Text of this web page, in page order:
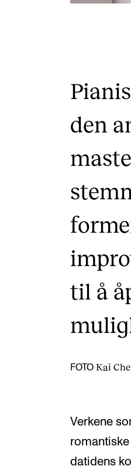
den
til å
FOTO Kai
Verkene
datidens